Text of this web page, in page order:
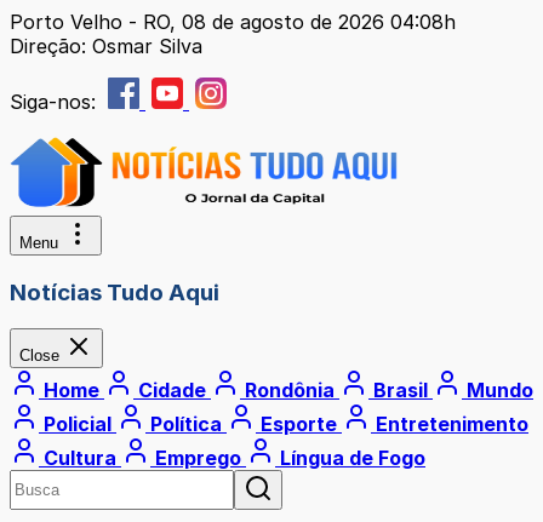
Porto Velho - RO, 08 de agosto de 2026 04:08h
Direção: Osmar Silva
Siga-nos:
Menu
Notícias Tudo Aqui
Close
Home Cidade Rondônia Brasil
Mundo
Policial
Política Esporte
Entretenimento
Cultura
Emprego Língua de Fogo